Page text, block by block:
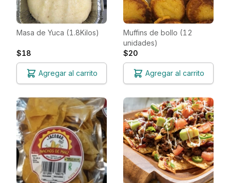
Masa de Yuca (1.8Kilos)
$18
Agregar al carrito
Muffins de bollo (12
unidades)
$20
Agregar al carrito